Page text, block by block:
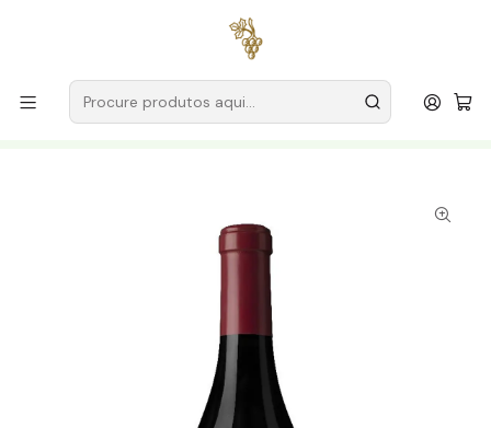
para encomendas a partir de
Produtores
Beira Interior
Quinta da Ribeira da Pêga
Quinta da Ribeira da Pêga Rufete 2023 Beira Interior Tinto